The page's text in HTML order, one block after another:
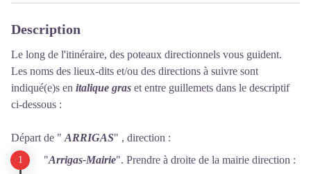
Description
Le long de l'itinéraire, des poteaux directionnels vous guident.
Les noms des lieux-dits et/ou des directions à suivre sont
indiqué(e)s en italique gras et entre guillemets dans le descriptif
ci-dessous :
Départ de " ARRIGAS" , direction :
"Arrigas-Mairie". Prendre à droite de la mairie direction :